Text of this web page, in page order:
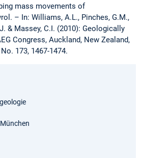
mass movements of
– In: Williams, A.L., Pinches, G.M.,
& Massey, C.I. (2010): Geologically
Congress, Auckland, New Zealand,
173, 1467-1474.